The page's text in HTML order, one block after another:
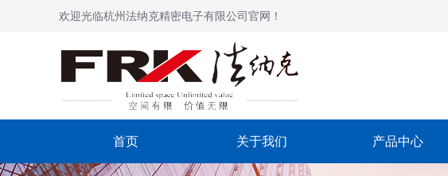
首页 关于我们 产品中心
欢迎光临杭州法纳克精密电子有限公司官网！